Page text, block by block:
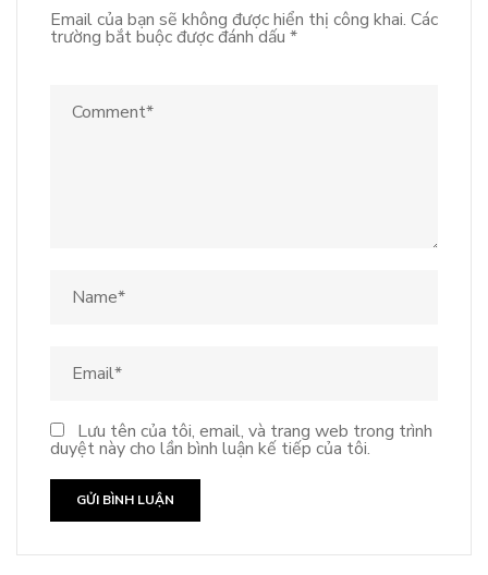
Email của bạn sẽ không được hiển thị công khai. Các
trường bắt buộc được đánh dấu *
Lưu tên của tôi, email, và trang web trong trình
duyệt này cho lần bình luận kế tiếp của tôi.